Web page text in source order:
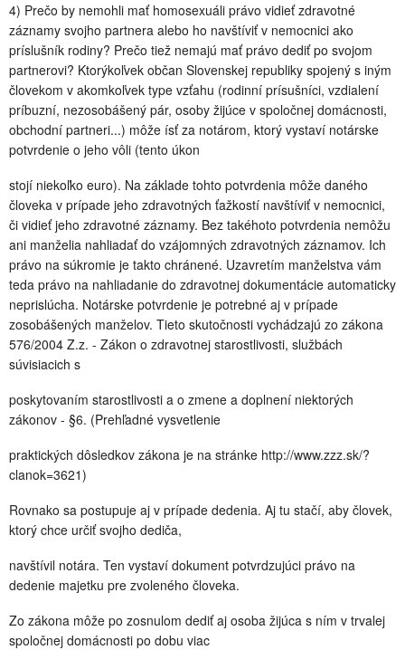
4) Prečo by nemohli mať homosexuáli právo vidieť zdravotné
záznamy svojho partnera alebo ho navštíviť v nemocnici ako
príslušník rodiny? Prečo tiež nemajú mať právo dediť po svojom
partnerovi? Ktorýkoľvek občan Slovenskej republiky spojený s iným
človekom v akomkoľvek type vzťahu (rodinní prísušníci, vzdialení
príbuzní, nezosobášený pár, osoby žijúce v spoločnej domácnosti,
obchodní partneri...) môže ísť za notárom, ktorý vystaví notárske
potvrdenie o jeho vôli (tento úkon
stojí niekoľko euro). Na základe tohto potvrdenia môže daného
človeka v prípade jeho zdravotných ťažkostí navštíviť v nemocnici,
či vidieť jeho zdravotné záznamy. Bez takéhoto potvrdenia nemôžu
ani manželia nahliadať do vzájomných zdravotných záznamov. Ich
právo na súkromie je takto chránené. Uzavretím manželstva vám
teda právo na nahliadanie do zdravotnej dokumentácie automaticky
neprislúcha. Notárske potvrdenie je potrebné aj v prípade
zosobášených manželov. Tieto skutočnosti vychádzajú zo zákona
576/2004 Z.z. - Zákon o zdravotnej starostlivosti, službách
súvisiacich s
poskytovaním starostlivosti a o zmene a doplnení niektorých
zákonov - §6. (Prehľadné vysvetlenie
praktických dôsledkov zákona je na stránke http://www.zzz.sk/?
clanok=3621)
Rovnako sa postupuje aj v prípade dedenia. Aj tu stačí, aby človek,
ktorý chce určiť svojho dediča,
navštívil notára. Ten vystaví dokument potvrdzujúci právo na
dedenie majetku pre zvoleného človeka.
Zo zákona môže po zosnulom dediť aj osoba žijúca s ním v trvalej
spoločnej domácnosti po dobu viac